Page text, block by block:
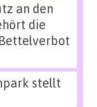
an den
die
stellt